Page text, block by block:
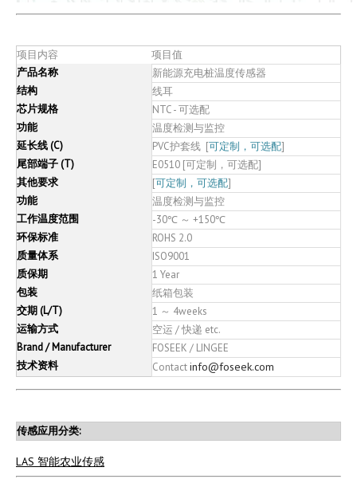
项目内容
项目值
产品名称
新能源充电桩温度传感器
结构
线耳
芯片规格
NTC - 可选配
功能
温度检测与监控
延长线 (C)
PVC护套线 [可定制，可选配]
尾部端子 (T)
E0510 [可定制，可选配]
其他要求
[可定制，可选配]
功能
温度检测与监控
工作温度范围
-30℃ ～ +150℃
环保标准
ROHS 2.0
质量体系
ISO9001
质保期
1 Year
包装
纸箱包装
交期 (L/T)
1 ～ 4weeks
运输方式
空运 / 快递 etc.
Brand / Manufacturer
FOSEEK / LINGEE
技术资料
Contactinfo@foseek.com
传感应用分类:
LAS 智能农业传感